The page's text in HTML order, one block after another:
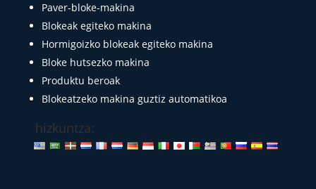
Paver-bloke-makina
Blokeak egiteko makina
Hormigoizko blokeak egiteko makina
Bloke hutsezko makina
Produktu beroak
Blokeatzeko makina guztiz automatikoa
hizkuntza: